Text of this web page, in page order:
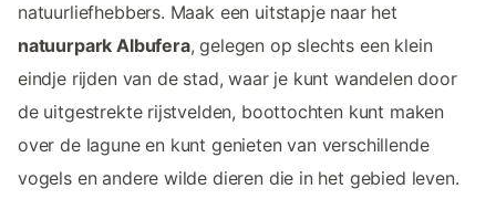
natuurliefhebbers. Maak een uitstapje naar het
natuurpark Albufera, gelegen op slechts een klein
eindje rijden van de stad, waar je kunt wandelen door
de uitgestrekte rijstvelden, boottochten kunt maken
over de lagune en kunt genieten van verschillende
vogels en andere wilde dieren die in het gebied leven.